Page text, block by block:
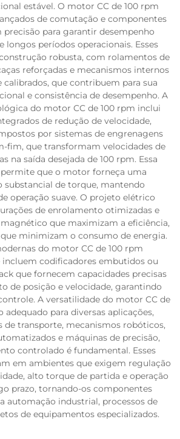
estável. O motor CC de 100 rpm
de comutação e componentes
para garantir desempenho
longos períodos operacionais. Esses
robusta, com rolamentos de
reforçadas e mecanismos internos
que contribuem para sua
e consistência de desempenho. A
do motor CC de 100 rpm inclui
de redução de velocidade,
por sistemas de engrenagens
fim, que transformam velocidades de
na saída desejada de 100 rpm. Essa
que o motor forneça uma
substancial de torque, mantendo
operação suave. O projeto elétrico
de enrolamento otimizadas e
que maximizam a eficiência,
minimizam o consumo de energia.
do motor CC de 100 rpm
codificadores embutidos ou
que fornecem capacidades precisas
de posição e velocidade, garantindo
A versatilidade do motor CC de
adequado para diversas aplicações,
de transporte, mecanismos robóticos,
e máquinas de precisão,
controlado é fundamental. Esses
em ambientes que exigem regulação
alto torque de partida e operação
prazo, tornando-os componentes
automação industrial, processos de
de equipamentos especializados.